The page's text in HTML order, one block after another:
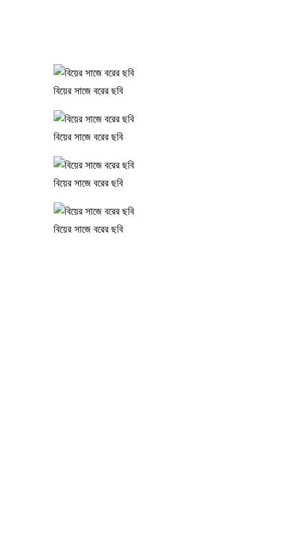
বিয়ের সাজে বরের ছবি
বিয়ের সাজে বরের ছবি
বিয়ের সাজে বরের ছবি
বিয়ের সাজে বরের ছবি